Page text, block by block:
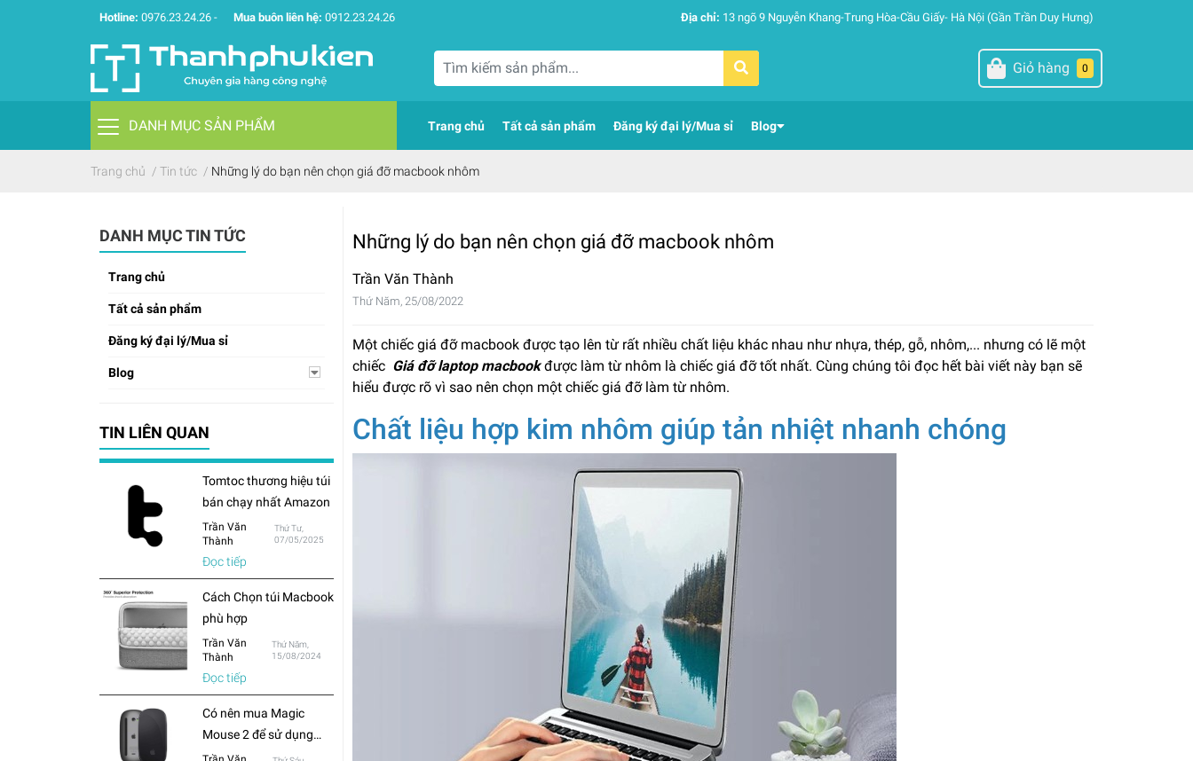
Hotline: 0976.23.24.26 - Mua buôn liên hệ: 0912.23.24.26 Địa chỉ: 13 ngõ 9 Nguyễn Khang-Trung Hòa-Cầu Giấy- Hà Nội (Gần Trần Duy Hưng)
Giỏ hàng 0
DANH MỤC SẢN PHẨM Trang chủ Tất cả sản phẩm Đăng ký đại lý/Mua sỉ Blog
Trang chủ / Tin tức / Những lý do bạn nên chọn giá đỡ macbook nhôm
DANH MỤC TIN TỨC
Trang chủ
Tất cả sản phẩm
Đăng ký đại lý/Mua sỉ
Blog
TIN LIÊN QUAN
Tomtoc thương hiệu túi
bán chạy nhất Amazon
Trần Văn
Thành
Thứ Tư,
07/05/2025
Đọc tiếp
Cách Chọn túi Macbook
phù hợp
Trần Văn
Thành
Thứ Năm,
15/08/2024
Đọc tiếp
Có nên mua Magic
Mouse 2 để sử dụng
cho Macbook hay chỉ
Những lý do bạn nên chọn giá đỡ macbook nhôm
Trần Văn Thành
Thứ Năm, 25/08/2022
Một chiếc giá đỡ macbook được tạo lên từ rất nhiều chất liệu khác nhau như nhựa, thép, gỗ, nhôm,... nhưng có lẽ một
chiếc Giá đỡ laptop macbookđược làm từ nhôm là chiếc giá đỡ tốt nhất. Cùng chúng tôi đọc hết bài viết này bạn sẽ
hiểu được rõ vì sao nên chọn một chiếc giá đỡ làm từ nhôm.
Chất liệu hợp kim nhôm giúp tản nhiệt nhanh chóng